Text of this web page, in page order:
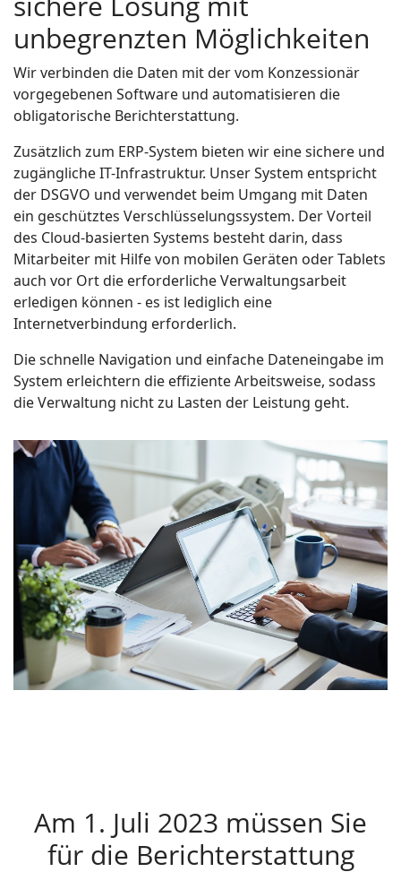
unbegrenzten Möglichkeiten
Wir verbinden die Daten mit der vom Konzessionär
vorgegebenen Software und automatisieren die
obligatorische Berichterstattung.
Zusätzlich zum ERP-System bieten wir eine sichere und
zugängliche IT-Infrastruktur. Unser System entspricht
der DSGVO und verwendet beim Umgang mit Daten
ein geschütztes Verschlüsselungssystem. Der Vorteil
des Cloud-basierten Systems besteht darin, dass
Mitarbeiter mit Hilfe von mobilen Geräten oder Tablets
auch vor Ort die erforderliche Verwaltungsarbeit
erledigen können - es ist lediglich eine
Internetverbindung erforderlich.
Die schnelle Navigation und einfache Dateneingabe im
System erleichtern die effiziente Arbeitsweise, sodass
die Verwaltung nicht zu Lasten der Leistung geht.
Am 1. Juli 2023 müssen Sie
für die Berichterstattung